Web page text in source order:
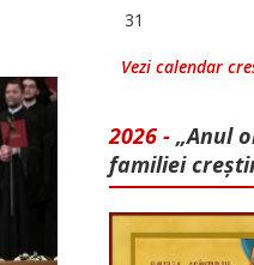
31
Vezi calendar
2026 - „Anul
familiei